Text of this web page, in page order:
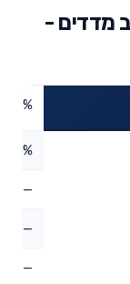
מדדים -
—
—
—